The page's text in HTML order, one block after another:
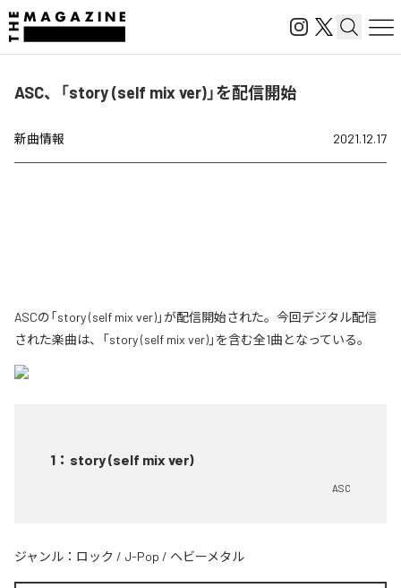
ASC、「story (self mix ver)」を配信開始
新曲情報 2021.12.17
ASCの「story (self mix ver)」が配信開始された。今回デジタル配信
された楽曲は、「story (self mix ver)」を含む全1曲となっている。
1 ： story (self mix ver)
ASC
ジャンル： ロック / J-Pop / ヘビーメタル